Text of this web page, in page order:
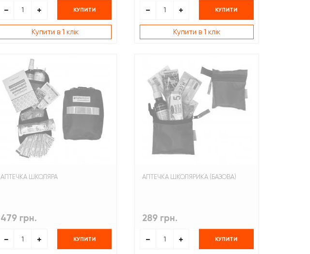
КУПИТИ
Купити в 1 клік
КУПИТИ
Купити в 1 клік
АПТЕЧКА ШКОЛЯРА
479 грн.
КУПИТИ
АПТЕЧКА ШКОЛЯРИКА (БАЗОВА)
289 грн.
КУПИТИ